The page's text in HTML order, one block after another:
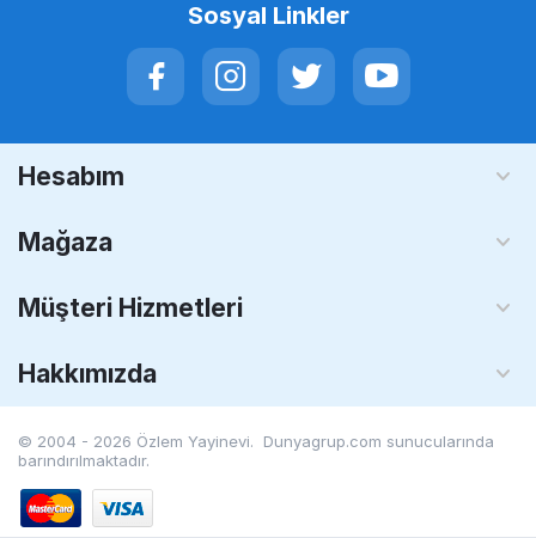
Sosyal Linkler
Hesabım
Mağaza
Müşteri Hizmetleri
Hakkımızda
© 2004 - 2026 Özlem Yayinevi. Dunyagrup.com sunucularında
barındırılmaktadır.